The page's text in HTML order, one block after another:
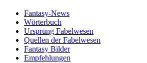
Fantasy-News
Wörterbuch
Ursprung Fabelwesen
Quellen der Fabelwesen
Fantasy Bilder
Empfehlungen